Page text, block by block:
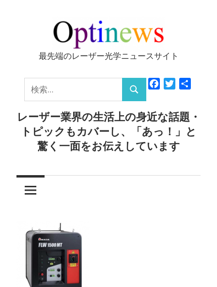
ッ
Optinews
最先端のレーザー光学ニュースサイト
索:
検
索
FacebookTwitter
レーザー業界の生活上の身近な話題・
トピックもカバーし、「あっ！」と
驚く一面をお伝えしています